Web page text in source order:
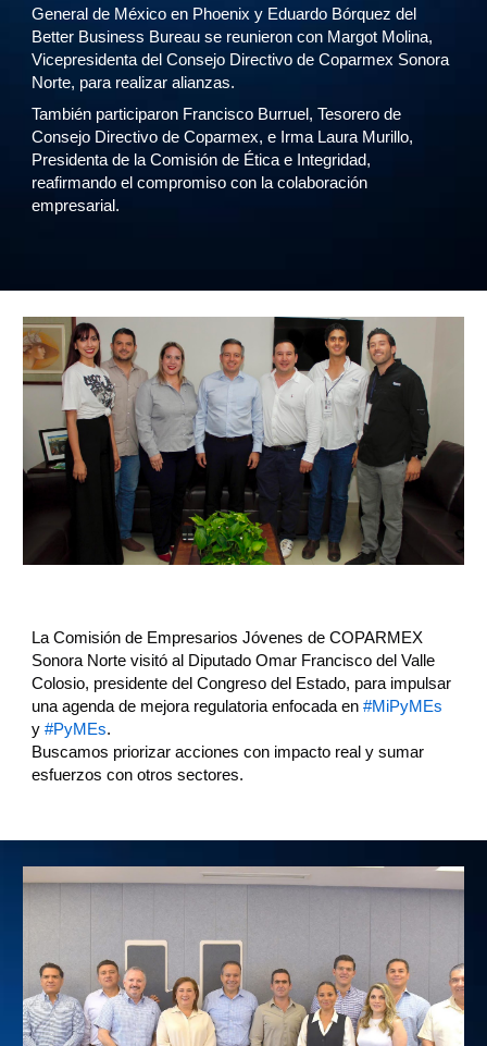
General de México en Phoenix y Eduardo Bórquez del
Better Business Bureau se reunieron con Margot Molina,
Vicepresidenta del Consejo Directivo de Coparmex Sonora
Norte, para realizar alianzas.
También participaron Francisco Burruel, Tesorero de
Consejo Directivo de Coparmex, e Irma Laura Murillo,
Presidenta de la Comisión de Ética e Integridad,
reafirmando el compromiso con la colaboración
empresarial.
La Comisión de Empresarios Jóvenes de COPARMEX
Sonora Norte visitó al Diputado Omar Francisco del Valle
Colosio, presidente del Congreso del Estado, para impulsar
una agenda de mejora regulatoria enfocada en #MiPyMEs
y #PyMEs.
Buscamos priorizar acciones con impacto real y sumar
esfuerzos con otros sectores.